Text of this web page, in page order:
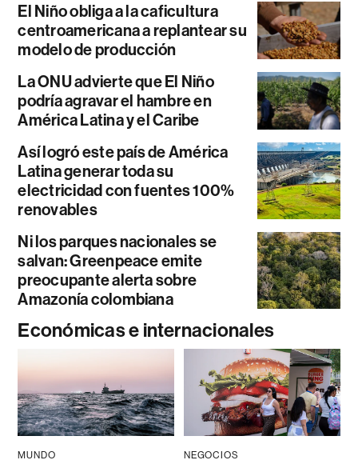
El Niño obliga a la caficultura
centroamericana a replantear su
modelo de producción
La ONU advierte que El Niño
podría agravar el hambre en
América Latina y el Caribe
Así logró este país de América
Latina generar toda su
electricidad con fuentes 100%
renovables
Ni los parques nacionales se
salvan: Greenpeace emite
preocupante alerta sobre
Amazonía colombiana
Económicas e internacionales
MUNDO NEGOCIOS